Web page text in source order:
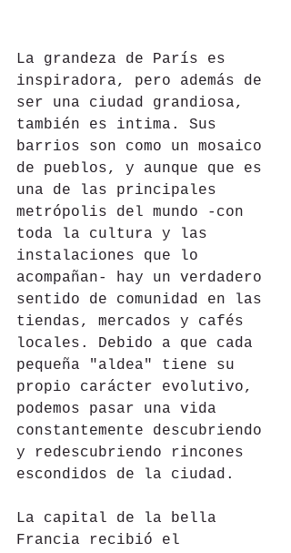
La grandeza de París es
inspiradora, pero además de
ser una ciudad grandiosa,
también es intima. Sus
barrios son como un mosaico
de pueblos, y aunque que es
una de las principales
metrópolis del mundo -con
toda la cultura y las
instalaciones que lo
acompañan- hay un verdadero
sentido de comunidad en las
tiendas, mercados y cafés
locales. Debido a que cada
pequeña "aldea" tiene su
propio carácter evolutivo,
podemos pasar una vida
constantemente descubriendo
y redescubriendo rincones
escondidos de la ciudad.
La capital de la bella
Francia recibió el